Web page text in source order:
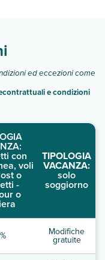
ed eccezioni come
e condizioni
con
voli
o
-
o
TIPOLOGIA
VACANZA:
solo
soggiorno
Modifiche
gratuite